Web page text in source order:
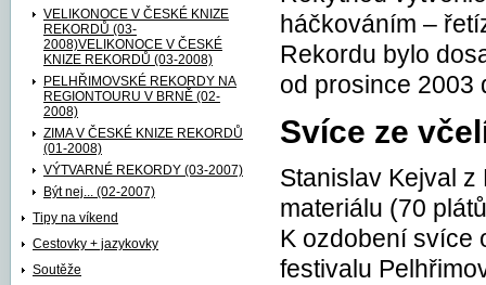
VELIKONOCE V ČESKÉ KNIZE
REKORDŮ (03-
2008)VELIKONOCE V ČESKÉ
KNIZE REKORDŮ (03-2008)
PELHŘIMOVSKÉ REKORDY NA
REGIONTOURU V BRNĚ (02-
2008)
ZIMA V ČESKÉ KNIZE REKORDŮ
(01-2008)
VÝTVARNÉ REKORDY (03-2007)
Být nej... (02-2007)
Tipy na víkend
Cestovky + jazykovky
Soutěže
háčkováním –
Rekordu bylo
od prosince 2003
Svíce ze
Stanislav Kejval
materiálu (70
K ozdobení svíce
festivalu